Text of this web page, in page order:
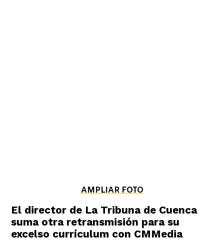
AMPLIAR FOTO
El director de La Tribuna de Cuenca
suma otra retransmisión para su
excelso currículum con CMMedia